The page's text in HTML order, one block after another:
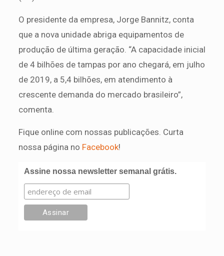
O presidente da empresa, Jorge Bannitz, conta
que a nova unidade abriga equipamentos de
produção de última geração. “A capacidade inicial
de 4 bilhões de tampas por ano chegará, em julho
de 2019, a 5,4 bilhões, em atendimento à
crescente demanda do mercado brasileiro”,
comenta.
Fique online com nossas publicações. Curta
nossa página no Facebook!
Assine nossa newsletter semanal grátis.